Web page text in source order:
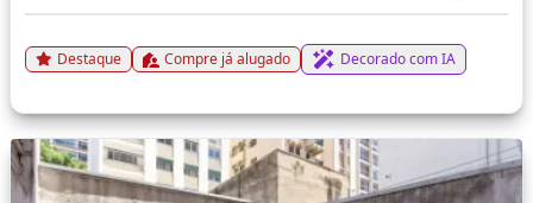
Destaque Compre já alugado Decorado com IA